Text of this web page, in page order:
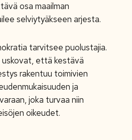
osa maailman
selviytyäkseen arjesta.
tarvitsee puolustajia.
että kestävä
rakentuu toimivien
ja
joka turvaa niin
oikeudet.